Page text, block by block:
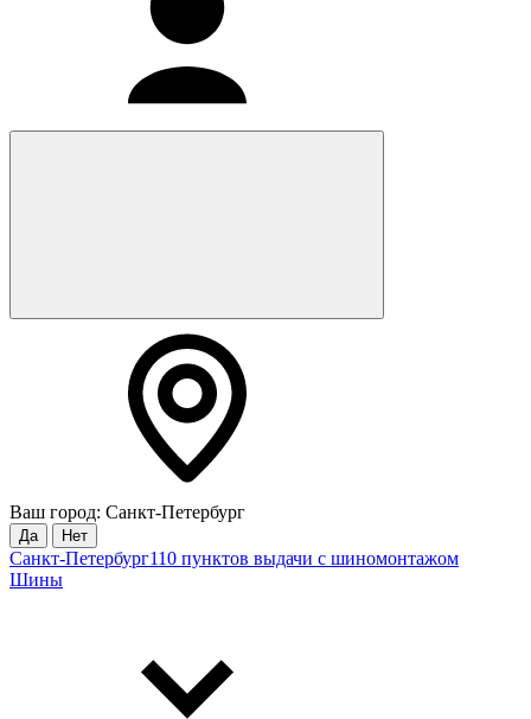
Ваш город: Санкт-Петербург
Да Нет
Санкт-Петербург110 пунктов выдачи с шиномонтажом
Шины